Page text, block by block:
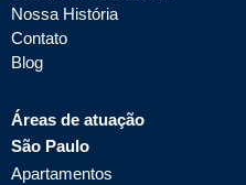
Nossa História
Contato
Blog
Áreas de atuação
São Paulo
Apartamentos